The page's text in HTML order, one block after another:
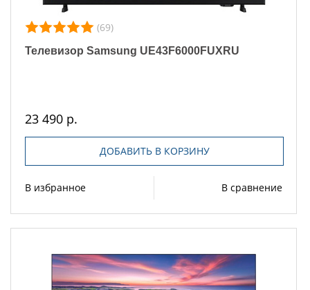
(69)
Телевизор Samsung UE43F6000FUXRU
23 490 р.
ДОБАВИТЬ В КОРЗИНУ
В избранное В сравнение